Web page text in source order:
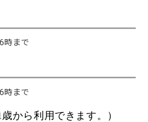
時まで
時まで
から利用できます。）